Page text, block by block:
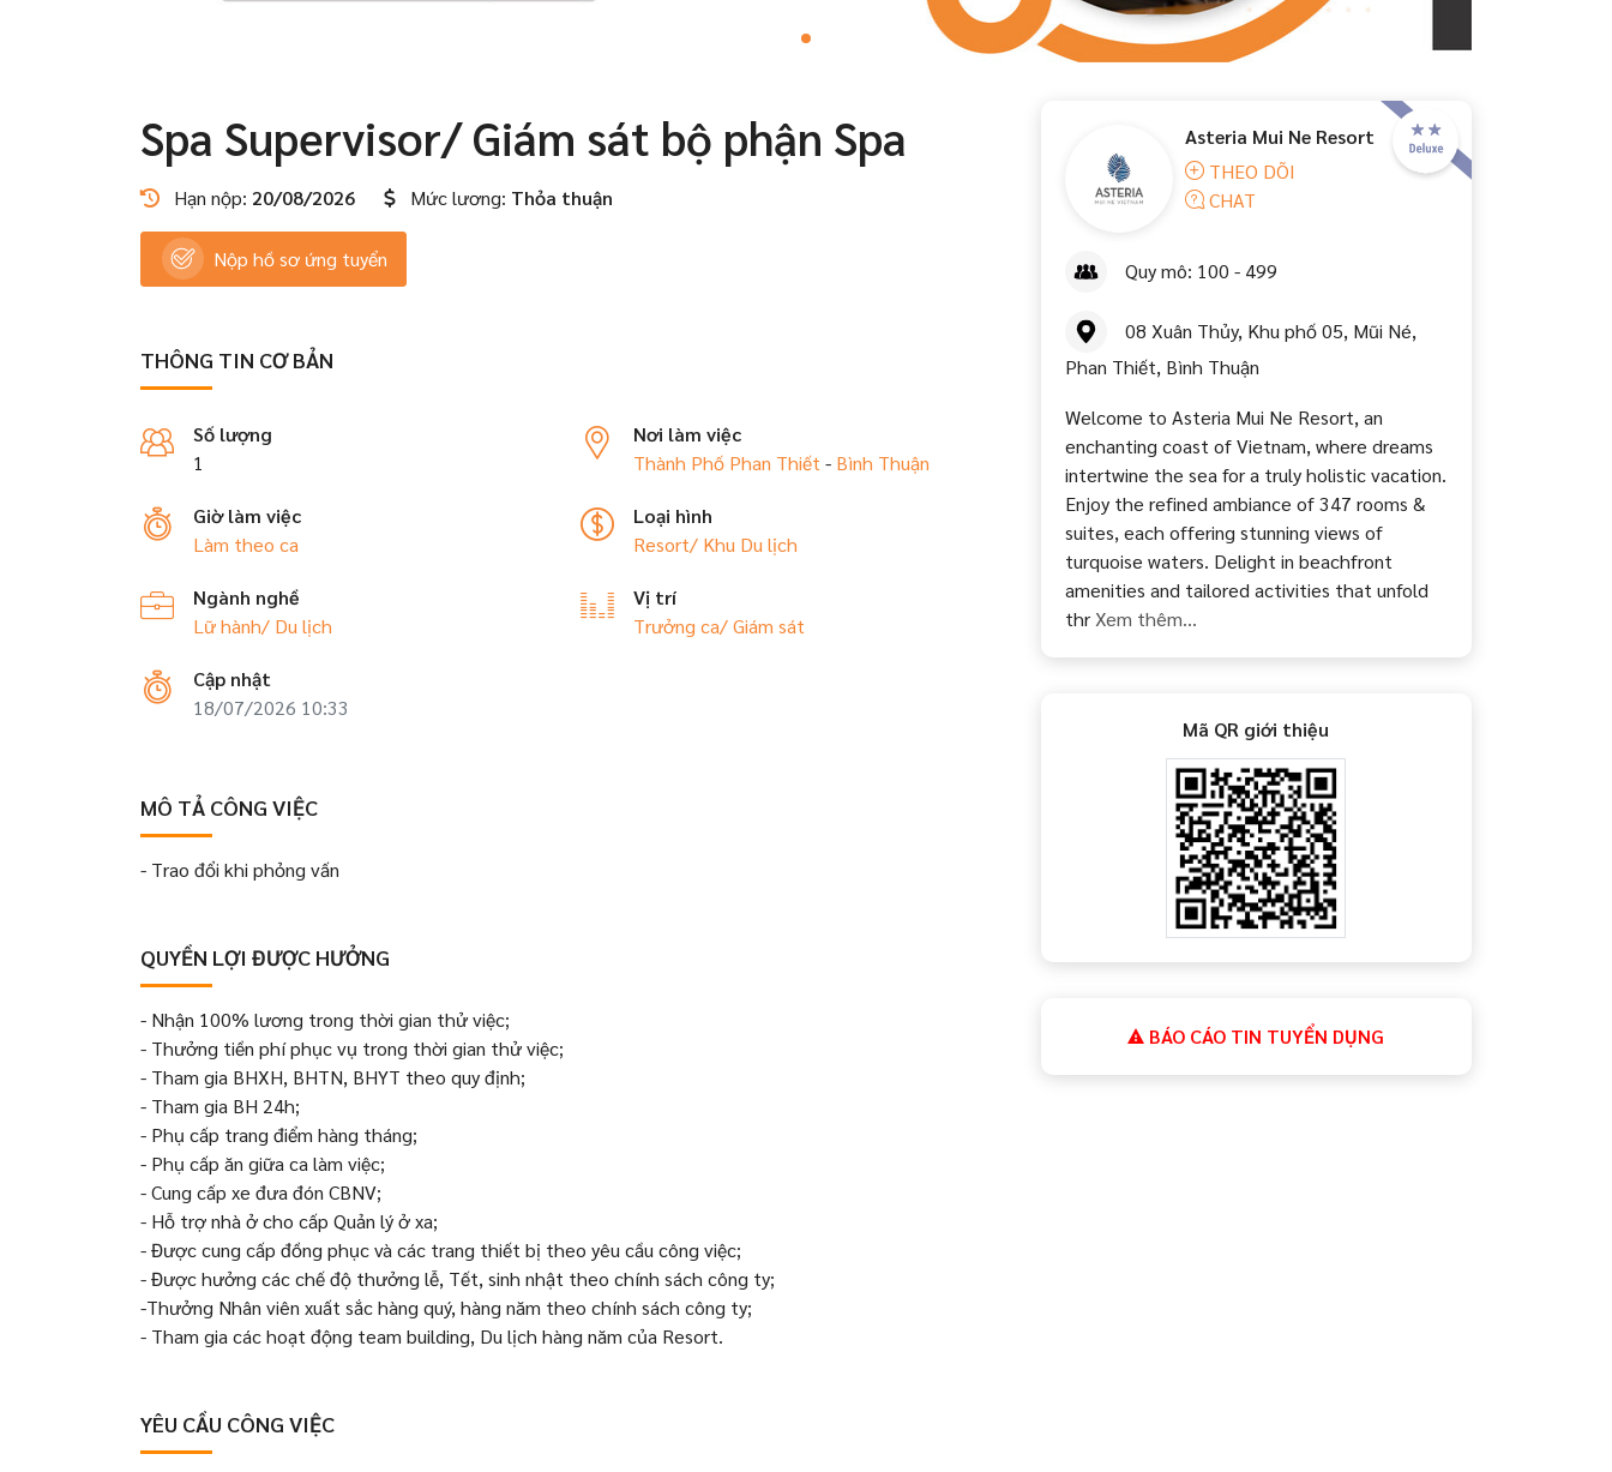
Spa Supervisor/ Giám sát bộ phận Spa
Hạn nộp: 20/08/2026 Mức lương: Thỏa thuận
Nộp hồ sơ ứng tuyển
THÔNG TIN CƠ BẢN
Số lượng
1
Nơi làm việc
Thành Phố Phan Thiết - Bình Thuận
Giờ làm việc
Làm theo ca
Loại hình
Resort/ Khu Du lịch
Ngành nghề
Lữ hành/ Du lịch
Vị trí
Trưởng ca/ Giám sát
Cập nhật
18/07/2026 10:33
MÔ TẢ CÔNG VIỆC
- Trao đổi khi phỏng vấn
QUYỀN LỢI ĐƯỢC HƯỞNG
- Nhận 100% lương trong thời gian thử việc;
- Thưởng tiền phí phục vụ trong thời gian thử việc;
- Tham gia BHXH, BHTN, BHYT theo quy định;
- Tham gia BH 24h;
- Phụ cấp trang điểm hàng tháng;
- Phụ cấp ăn giữa ca làm việc;
- Cung cấp xe đưa đón CBNV;
- Hỗ trợ nhà ở cho cấp Quản lý ở xa;
- Được cung cấp đồng phục và các trang thiết bị theo yêu cầu công việc;
- Được hưởng các chế độ thưởng lễ, Tết, sinh nhật theo chính sách công ty;
-Thưởng Nhân viên xuất sắc hàng quý, hàng năm theo chính sách công ty;
- Tham gia các hoạt động team building, Du lịch hàng năm của Resort.
YÊU CẦU CÔNG VIỆC
Asteria Mui Ne Resort
THEO DÕI
CHAT
Quy mô: 100 - 499
08 Xuân Thủy, Khu phố 05, Mũi Né,
Phan Thiết, Bình Thuận
Welcome to Asteria Mui Ne Resort, an
enchanting coast of Vietnam, where dreams
intertwine the sea for a truly holistic vacation.
Enjoy the refined ambiance of 347 rooms &
suites, each offering stunning views of
turquoise waters. Delight in beachfront
amenities and tailored activities that unfold
thrXem thêm...
Mã QR giới thiệu
BÁO CÁO TIN TUYỂN DỤNG